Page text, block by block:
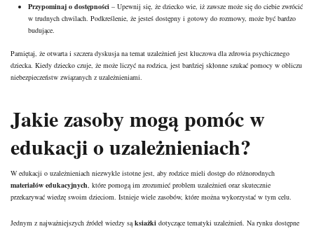
Przypominaj o dostępności – Upewnij się, że dziecko wie, iż zawsze może się do ciebie zwrócić
w trudnych chwilach. Podkreślenie, że jesteś dostępny i gotowy do rozmowy, może być bardzo
budujące.
Pamiętaj, że otwarta i szczera dyskusja na temat uzależnień jest kluczowa dla zdrowia psychicznego
dziecka. Kiedy dziecko czuje, że może liczyć na rodzica, jest bardziej skłonne szukać pomocy w obliczu
niebezpieczeństw związanych z uzależnieniami.
Jakie zasoby mogą pomóc w
edukacji o uzależnieniach?
W edukacji o uzależnieniach niezwykle istotne jest, aby rodzice mieli dostęp do różnorodnych
materiałów edukacyjnych , które pomogą im zrozumieć problem uzależnień oraz skutecznie
przekazywać wiedzę swoim dzieciom. Istnieje wiele zasobów, które można wykorzystać w tym celu.
Jednym z najważniejszych źródeł wiedzy są ksiażki dotyczące tematyki uzależnień. Na rynku dostępne